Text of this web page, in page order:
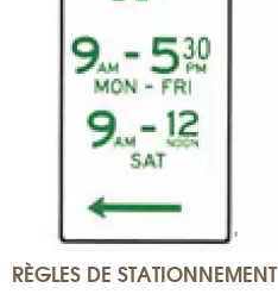
RÈGLES DE STATIONNEMENT